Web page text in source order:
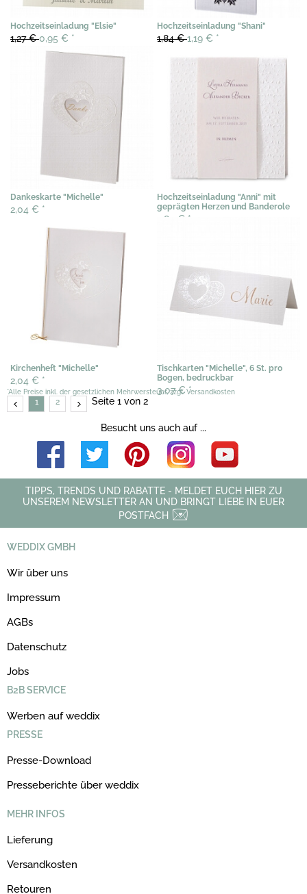
Hochzeitseinladung "Elsie"
1,27 €0,95 € *
Hochzeitseinladung "Shani"
1,84 €1,19 € *
Dankeskarte "Michelle"
2,04 € *
Hochzeitseinladung "Anni" mit
geprägten Herzen und Banderole
2,89 € *
Kirchenheft "Michelle"
2,04 € *
Tischkarten "Michelle", 6 St. pro
Bogen, bedruckbar
3,07 €*
*Alle Preise inkl. der gesetzlichen Mehrwersteuer, zzgl. Versandkosten
Seite 1 von 2
1 2
Besucht uns auch auf ...
TIPPS, TRENDS UND RABATTE - MELDET EUCH HIER ZU
UNSEREM NEWSLETTER AN UND BRINGT LIEBE IN EUER
POSTFACH
WEDDIX GMBH
Wir über uns
Impressum
AGBs
Datenschutz
Jobs
B2B SERVICE
Werben auf weddix
PRESSE
Presse-Download
Presseberichte über weddix
MEHR INFOS
Lieferung
Versandkosten
Retouren